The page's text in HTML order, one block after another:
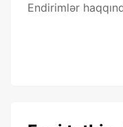
Endirimlər